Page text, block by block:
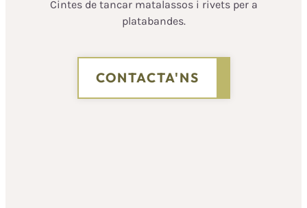
Cintes de tancar matalassos i rivets per a
platabandes.
CONTACTA'NS